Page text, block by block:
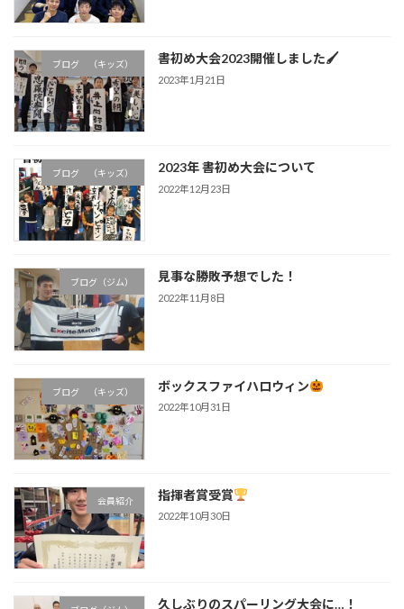
ブログ （キッズ） 書初め大会2023開催しました🖌
2023年1月21日
ブログ （キッズ） 2023年 書初め大会について
2022年12月23日
ブログ（ジム） 見事な勝敗予想でした！
2022年11月8日
ブログ （キッズ） ボックスファイハロウィン
2022年10月31日
会員紹介 指揮者賞受賞
2022年10月30日
久しぶりのスパーリング大会に…！